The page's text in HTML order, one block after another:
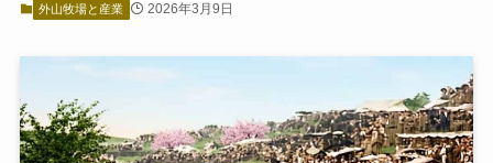
外山牧場と産業 2026年3月9日